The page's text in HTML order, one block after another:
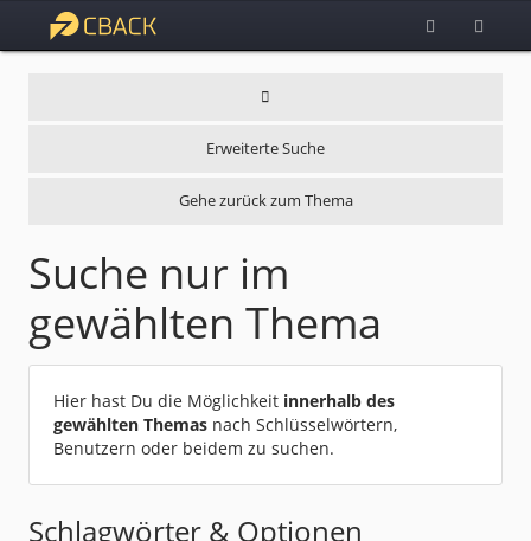
Erweiterte Suche
Gehe zurück zum Thema
Suche nur im
gewählten Thema
Hier hast Du die Möglichkeit innerhalb des
gewählten Themas nach Schlüsselwörtern,
Benutzern oder beidem zu suchen.
Schlagwörter & Optionen